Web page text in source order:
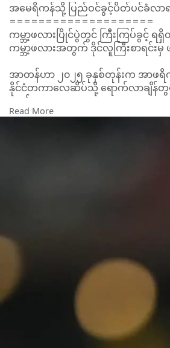
အမေရိကန်သို့ ပြည်ဝင်ခွင့်ပိတ်ပင်ခံလ
====================
ကမ္ဘာ့ဖလားပြိုင်ပွဲတွင် ကြီးကြပ်ခွင့်
ကမ္ဘာ့ဖလားအတွက် ဒိုင်လူကြီးစာရင်းမှ
အာတန်ဟာ ၂၀၂၅ ခုနှစ်တုန်းက အာဖ
နိုင်ငံတကာလေဆိပ်သို့ ရောက်လာချိန်တွင်
တယ်။
အမေရိကန်လူဝင်မှုကြီးကြပ်ရေးက အ
ဒါပေမဲ့ ဆိုမာလီက ဒေါ်နယ်ထရန့်အစိုး
အမေရိကန်အာဏာပိုင်များနှင့် ဆွေးနွေး
ဆိုမာလီလူငယ်နှင့်အားကစားဝန်ကြီး
အစုံဖြင့် ခရီးသွားခဲ့ခြင်းဖြစ်ပေမဲ့လ
အာတန်ဟာ အစောပိုင်းတုန်းက ခရီးသွ
အာတန်ဟာ ဇွန်လ ၁၁ ရက်နေ့မှ ဇူလိုင်လ
အတွက် ဒိုင်လူကြီး ၅၂ ဦးစာရင်းတွင် ပ
အာတန်ဟာ ၂၀၁၈ ခုနှစ်ကတည်းက ဖီဖာ
Read More